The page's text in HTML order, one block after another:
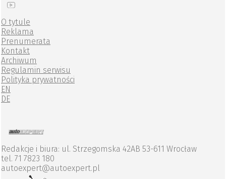
O tytule
Reklama
Prenumerata
Kontakt
Archiwum
Regulamin serwisu
Polityka prywatności
EN
DE
Redakcje i biura: ul. Strzegomska 42AB 53-611 Wrocław
tel. 71 7823 180
autoexpert@autoexpert.pl